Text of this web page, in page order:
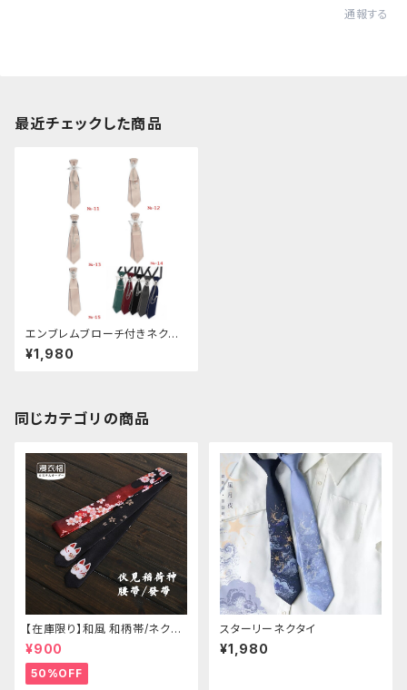
通報する
最近チェックした商品
エンブレムブローチ付きネクタ
イ(ミルクベージュ)
¥1,980
同じカテゴリの商品
【在庫限り】和風 和柄帯/ネクタ
イ/リボン（狐面/金魚
¥900
50%OFF
スターリーネクタイ
¥1,980